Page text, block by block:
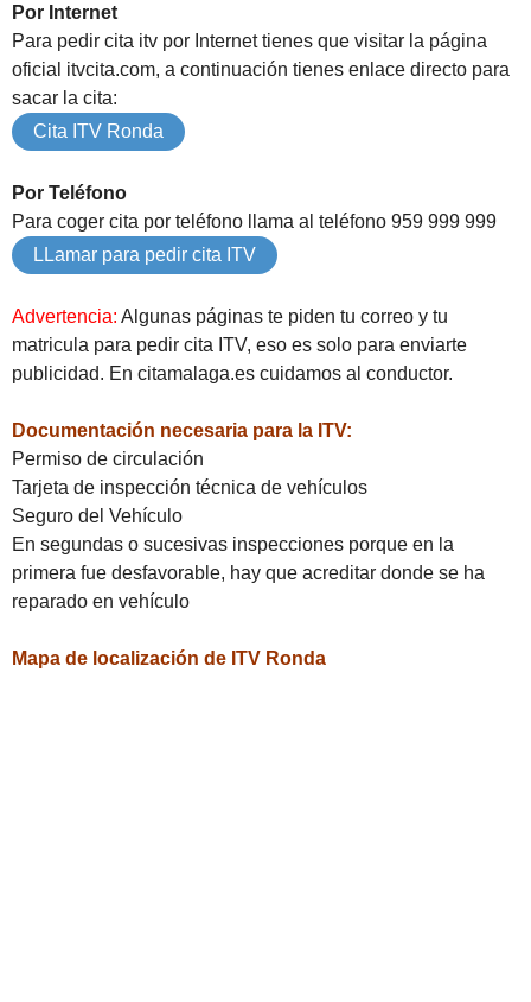
Por Internet
Para pedir cita itv por Internet tienes que visitar la página
oficial itvcita.com, a continuación tienes enlace directo para
sacar la cita:
Cita ITV Ronda
Por Teléfono
Para coger cita por teléfono llama al teléfono 959 999 999
LLamar para pedir cita ITV
Advertencia: Algunas páginas te piden tu correo y tu
matricula para pedir cita ITV, eso es solo para enviarte
publicidad. En citamalaga.es cuidamos al conductor.
Documentación necesaria para la ITV:
Permiso de circulación
Tarjeta de inspección técnica de vehículos
Seguro del Vehículo
En segundas o sucesivas inspecciones porque en la
primera fue desfavorable, hay que acreditar donde se ha
reparado en vehículo
Mapa de localización de ITV Ronda